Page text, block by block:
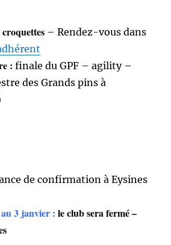
– Rendez-vous dans
: finale du GPF – agility –
des Grands pins à
de confirmation à Eysines
3 janvier : le club sera fermé –